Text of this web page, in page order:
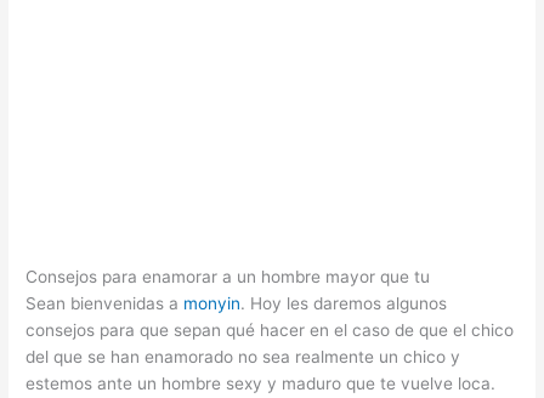
Consejos para enamorar a un hombre mayor que tu
Sean bienvenidas a monyin. Hoy les daremos algunos
consejos para que sepan qué hacer en el caso de que el chico
del que se han enamorado no sea realmente un chico y
estemos ante un hombre sexy y maduro que te vuelve loca.